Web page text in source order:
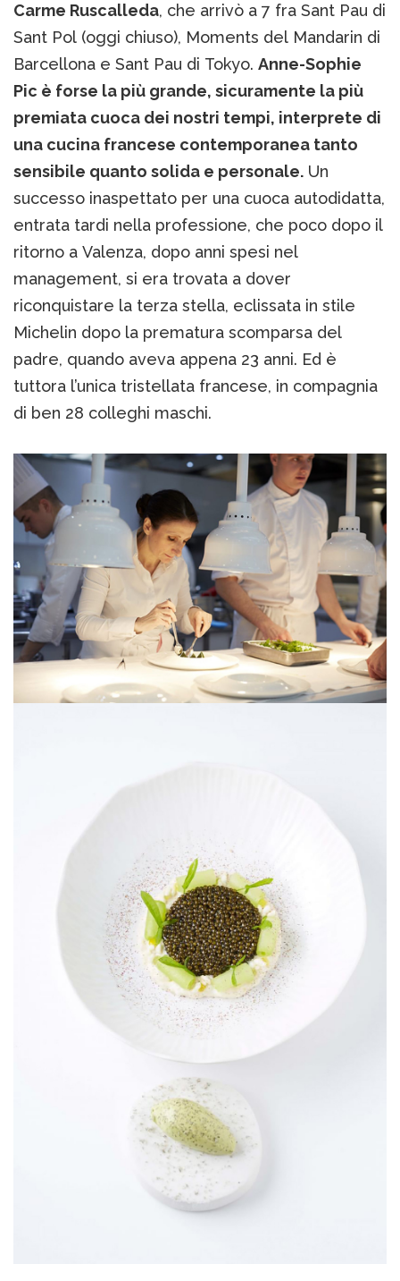
Carme Ruscalleda, che arrivò a 7 fra Sant Pau di
Sant Pol (oggi chiuso), Moments del Mandarin di
Barcellona e Sant Pau di Tokyo. Anne-Sophie
Pic è forse la più grande, sicuramente la più
premiata cuoca dei nostri tempi, interprete di
una cucina francese contemporanea tanto
sensibile quanto solida e personale. Un
successo inaspettato per una cuoca autodidatta,
entrata tardi nella professione, che poco dopo il
ritorno a Valenza, dopo anni spesi nel
management, si era trovata a dover
riconquistare la terza stella, eclissata in stile
Michelin dopo la prematura scomparsa del
padre, quando aveva appena 23 anni. Ed è
tuttora l’unica tristellata francese, in compagnia
di ben 28 colleghi maschi.